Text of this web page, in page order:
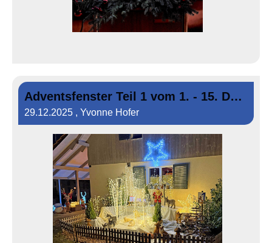
Adventsfenster Teil 1 vom 1. - 15. Dezember 2025
29.12.2025 , Yvonne Hofer